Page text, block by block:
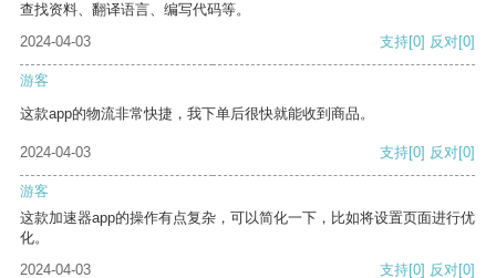
查找资料、翻译语言、编写代码等。
2024-04-03
支持[0] 反对[0]
游客
这款app的物流非常快捷，我下单后很快就能收到商品。
2024-04-03 支持[0] 反对[0]
游客
这款加速器app的操作有点复杂，可以简化一下，比如将设置页面进行优
化。
2024-04-03
支持[0] 反对[0]